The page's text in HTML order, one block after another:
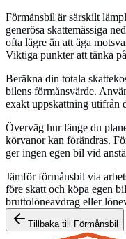
Förmånsbil är särskilt
generösa skattemässiga
ofta lägre än att äga
Viktiga punkter att tänka
Beräkna din totala
bilens förmånsvärde.
exakt uppskattning utifrån
Överväg hur länge du
körvanor kan förändras.
ger ingen egen bil vid
Jämför förmånsbil via
före skatt och köpa egen
bruttolöneavdrag eller
Tillbaka till Förmånsbil